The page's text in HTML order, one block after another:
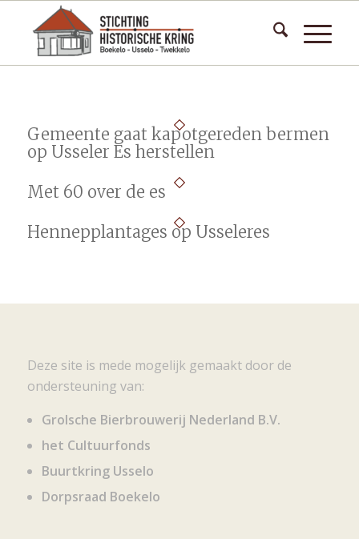
Gemeente gaat kapotgereden bermen
op Usseler Es herstellen
Met 60 over de es
Hennepplantages op Usseleres
Deze site is mede mogelijk gemaakt door de
ondersteuning van:
Grolsche Bierbrouwerij Nederland B.V.
het Cultuurfonds
Buurtkring Usselo
Dorpsraad Boekelo